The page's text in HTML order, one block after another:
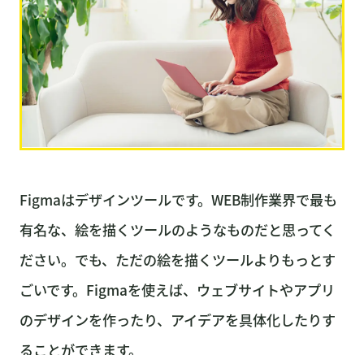
ホーム
卒業生の皆様
隠れ家
ライセンス
Figmaはデザインツールです。WEB制作業界で最も
有名な、絵を描くツールのようなものだと思ってく
ださい。でも、ただの絵を描くツールよりもっとす
ごいです。Figmaを使えば、ウェブサイトやアプリ
のデザインを作ったり、アイデアを具体化したりす
ることができます。